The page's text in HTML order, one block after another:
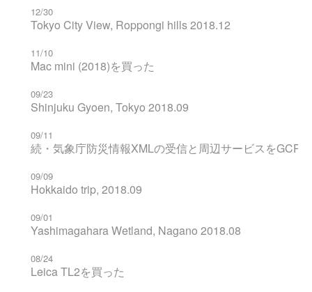
12/30
Tokyo City View, Roppongi hills 2018.12
11/10
Mac mini (2018)を買った
09/23
Shinjuku Gyoen, Tokyo 2018.09
09/11
続・気象庁防災情報XMLの受信と周辺サービスをGCP
09/09
Hokkaido trip, 2018.09
09/01
Yashimagahara Wetland, Nagano 2018.08
08/24
Leica TL2を買った